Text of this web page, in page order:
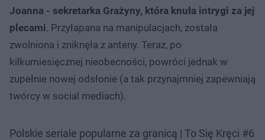
Joanna - sekretarka Grażyny, która knuła intrygi za jej
plecami. Przyłapana na manipulacjach, została
zwolniona i zniknęła z anteny. Teraz, po
kilkumiesięcznej nieobecności, powróci jednak w
zupełnie nowej odsłonie (a tak przynajmniej zapewniają
twórcy w social mediach).
Polskie seriale popularne za granicą | To Się Kręci #6